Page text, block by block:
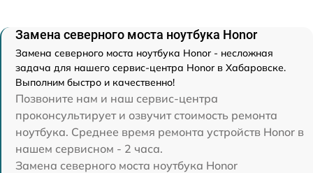
Замена северного моста ноутбука Honor
Замена северного моста ноутбука Honor - несложная
задача для нашего сервис-центра Honor в Хабаровске.
Выполним быстро и качественно!
Позвоните нам и наш сервис-центра
проконсультирует и озвучит стоимость ремонта
ноутбука. Среднее время ремонта устройств Honor в
нашем сервисном - 2 часа.
Замена северного моста ноутбука Honor